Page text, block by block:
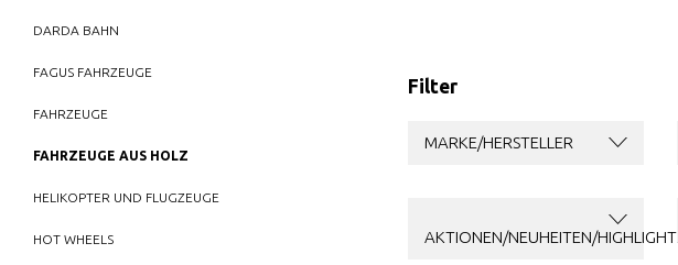
DARDA BAHN
FAGUS FAHRZEUGE
FAHRZEUGE
FAHRZEUGE AUS HOLZ
HELIKOPTER UND FLUGZEUGE
HOT WHEELS
Filter
MARKE/HERSTELLER
AKTIONEN/NEUHEITEN/HIGHLIGHTS